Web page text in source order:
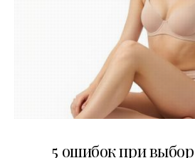
5 ошибок при